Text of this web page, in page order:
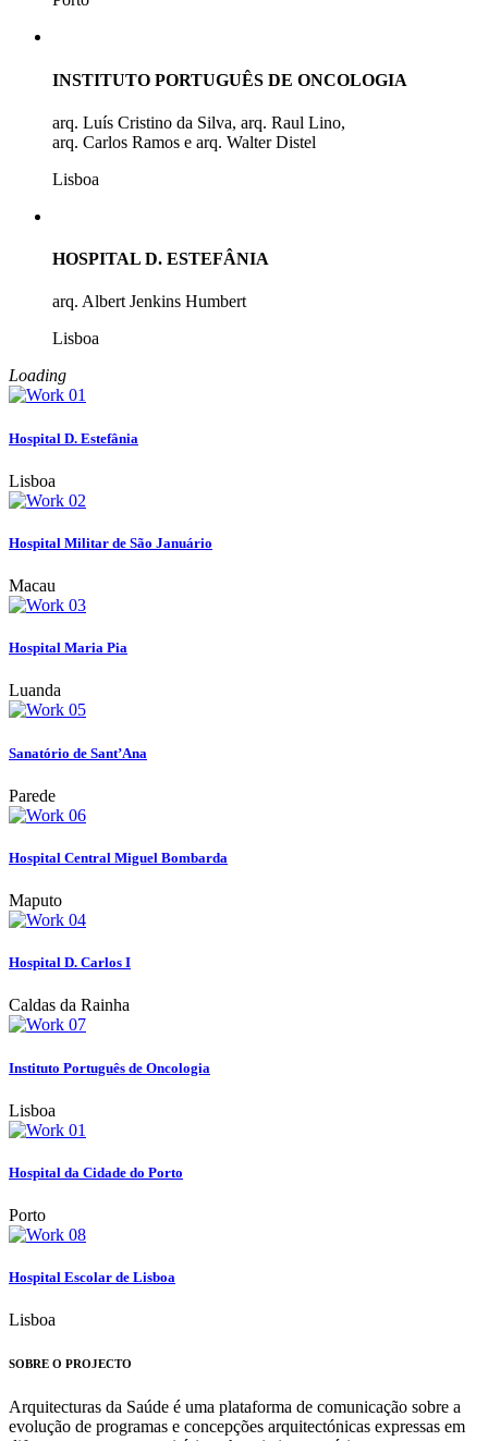
INSTITUTO PORTUGUÊS DE ONCOLOGIA
arq. Luís Cristino da Silva, arq. Raul Lino,
arq. Carlos Ramos e arq. Walter Distel
Lisboa
HOSPITAL D. ESTEFÂNIA
arq. Albert Jenkins Humbert
Lisboa
Loading
Hospital D. Estefânia
Lisboa
Hospital Militar de São Januário
Macau
Hospital Maria Pia
Luanda
Sanatório de Sant’Ana
Parede
Hospital Central Miguel Bombarda
Maputo
Hospital D. Carlos I
Caldas da Rainha
Instituto Português de Oncologia
Lisboa
Hospital da Cidade do Porto
Porto
Hospital Escolar de Lisboa
Lisboa
SOBRE O PROJECTO
Arquitecturas da Saúde é uma plataforma de comunicação sobre a
evolução de programas e concepções arquitectónicas expressas em